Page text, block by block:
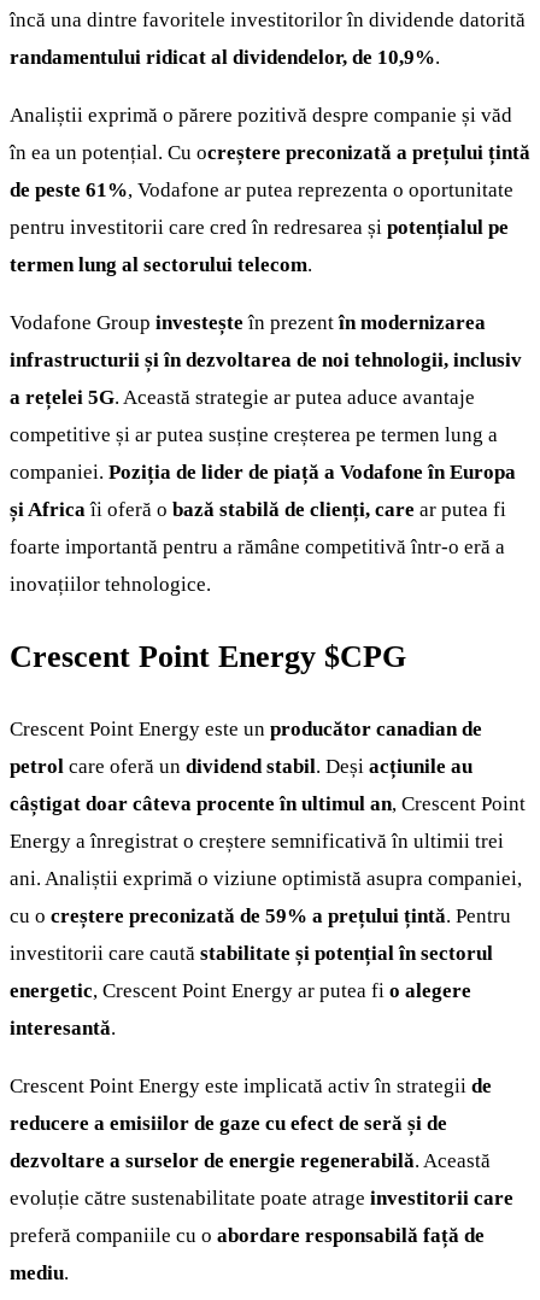
încă una dintre favoritele investitorilor în dividende datorită
randamentului ridicat al dividendelor, de 10,9%.
Analiștii exprimă o părere pozitivă despre companie și văd
în ea un potențial. Cu ocreștere preconizată a prețului țintă
de peste 61%, Vodafone ar putea reprezenta o oportunitate
pentru investitorii care cred în redresarea și potențialul pe
termen lung al sectorului telecom.
Vodafone Group investește în prezentîn modernizarea
infrastructurii și în dezvoltarea de noi tehnologii, inclusiv
a rețelei 5G. Această strategie ar putea aduce avantaje
competitive și ar putea susține creșterea pe termen lung a
companiei. Poziția de lider de piață a Vodafone în Europa
și Africa îi oferă o bază stabilă de clienți, care ar putea fi
foarte importantă pentru a rămâne competitivă într-o eră a
inovațiilor tehnologice.
Crescent Point Energy $CPG
Crescent Point Energy este un producător canadian de
petrol care oferă un dividend stabil. Deși acțiunile au
câștigat doar câteva procente în ultimul an, Crescent Point
Energy a înregistrat o creștere semnificativă în ultimii trei
ani. Analiștii exprimă o viziune optimistă asupra companiei,
cu o creștere preconizată de 59% a prețului țintă. Pentru
investitorii care caută stabilitate și potențial în sectorul
energetic, Crescent Point Energy ar putea fi o alegere
interesantă.
Crescent Point Energy este implicată activ în strategii de
reducere a emisiilor de gaze cu efect de seră și de
dezvoltare a surselor de energie regenerabilă. Această
evoluție către sustenabilitate poate atrage investitorii care
preferă companiile cu o abordare responsabilă față de
mediu.